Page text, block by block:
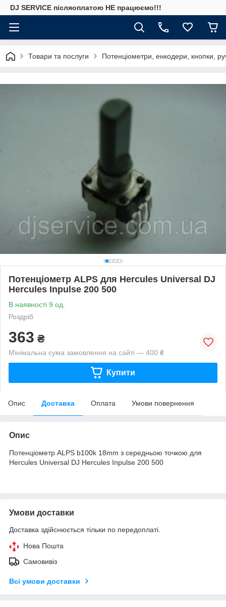
DJ SERVICE пiсляоплатою НЕ працюємо!!!
Товари та послуги Потенціометри, енкодери, кнопки,
Потенціометр ALPS для Hercules Universal DJ
Hercules Inpulse 200 500
В наявності 9 од.
Роздріб
363 ₴
Мінімальна сума замовлення на сайті — 400 ₴
Купити
Опис Доставка Оплата Умови повернення
Опис
Потенціометр ALPS b100k 18mm з середньою точкою для
Hercules Universal DJ Hercules Inpulse 200 500
Умови доставки
Доставка здійснюється тільки по передоплаті.
Нова Пошта
Самовивіз
Всі умови доставки